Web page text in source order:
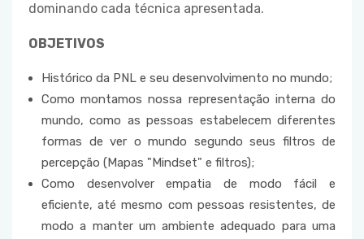
dominando cada técnica apresentada.
OBJETIVOS
Histórico da PNL e seu desenvolvimento no mundo;
Como montamos nossa representação interna do
mundo, como as pessoas estabelecem diferentes
formas de ver o mundo segundo seus filtros de
percepção (Mapas "Mindset" e filtros);
Como desenvolver empatia de modo fácil e
eficiente, até mesmo com pessoas resistentes, de
modo a manter um ambiente adequado para uma